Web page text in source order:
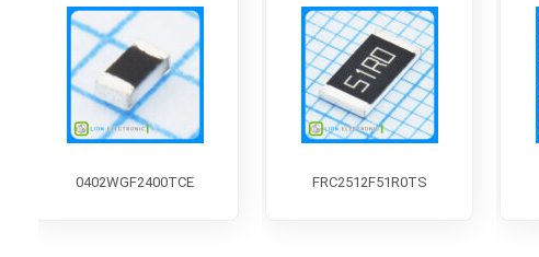
FRC2512F51R0TS
0402WGF2400TCE